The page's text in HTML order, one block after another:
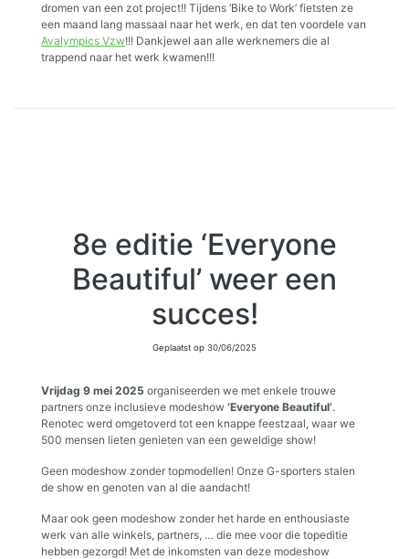
dromen van een zot project!! Tijdens ‘Bike to Work’ fietsten ze
een maand lang massaal naar het werk, en dat ten voordele van
Avalympics Vzw!!! Dankjewel aan alle werknemers die al
trappend naar het werk kwamen!!!
8e editie ‘Everyone
Beautiful’ weer een
succes!
Geplaatst op 30/06/2025
Vrijdag 9 mei 2025 organiseerden we met enkele trouwe
partners onze inclusieve modeshow ‘Everyone Beautiful’.
Renotec werd omgetoverd tot een knappe feestzaal, waar we
500 mensen lieten genieten van een geweldige show!
Geen modeshow zonder topmodellen! Onze G-sporters stalen
de show en genoten van al die aandacht!
Maar ook geen modeshow zonder het harde en enthousiaste
werk van alle winkels, partners, … die mee voor die topeditie
hebben gezorgd! Met de inkomsten van deze modeshow